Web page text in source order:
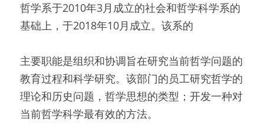
哲学系于2010年3月成立的社会和哲学科学系的
基础上，于2018年10月成立。该系的
主要职能是组织和协调旨在研究当前哲学问题的
教育过程和科学研究。该部门的员工研究哲学的
理论和历史问题，哲学思想的类型；开发一种对
当前哲学科学最有效的方法。